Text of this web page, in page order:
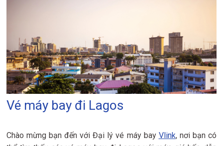
Vé máy bay đi Lagos
Chào mừng bạn đến với Đại lý vé máy bay Vlink, nơi bạn có